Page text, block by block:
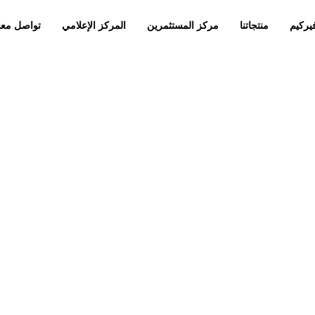
منتجاتنا مركز المستثمرين المركز الإعلامي تواصل